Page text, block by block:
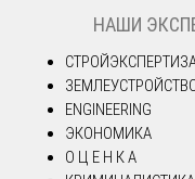
НАШИ
ENGINEERING
ЭКОНОМИКА
О Ц Е Н К А